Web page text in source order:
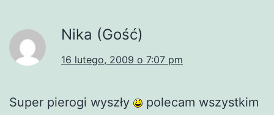
Nika (Gość)
16 lutego, 2009 o 7:07 pm
Super pierogi wyszły
polecam wszystkim